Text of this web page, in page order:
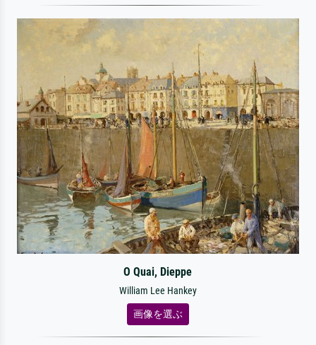
O Quai, Dieppe
William Lee Hankey
画像を選ぶ